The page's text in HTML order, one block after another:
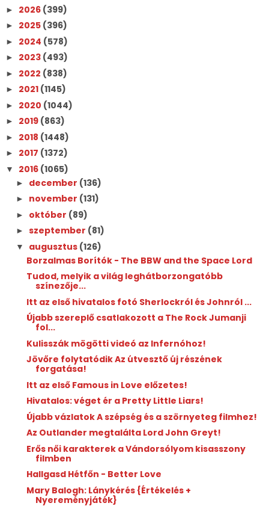
► 2026 (399)
► 2025 (396)
► 2024 (578)
► 2023 (493)
► 2022 (838)
► 2021 (1145)
► 2020 (1044)
► 2019 (863)
► 2018 (1448)
► 2017 (1372)
▼ 2016 (1065)
► december (136)
► november (131)
► október (89)
► szeptember (81)
▼ augusztus (126)
Borzalmas Borítók - The BBW and the Space Lord
Tudod, melyik a világ leghátborzongatóbb
színezője...
Itt az első hivatalos fotó Sherlockról és Johnról ...
Újabb szereplő csatlakozott a The Rock Jumanji
fol...
Kulisszák mögötti videó az Infernóhoz!
Jövőre folytatódik Az útvesztő új részének
forgatása!
Itt az első Famous in Love előzetes!
Hivatalos: véget ér a Pretty Little Liars!
Újabb vázlatok A szépség és a szörnyeteg filmhez!
Az Outlander megtalálta Lord John Greyt!
Erős női karakterek a Vándorsólyom kisasszony
filmben
Hallgasd Hétfőn - Better Love
Mary Balogh: Lánykérés {Értékelés +
Nyereményjáték}